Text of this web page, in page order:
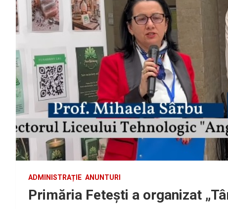
ADMINISTRAȚIE ANUNTURI
Primăria Feteşti a organizat